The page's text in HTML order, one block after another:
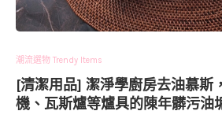
潮流選物 Trendy Items
[清潔用品] 潔淨學廚房去油慕斯
機、瓦斯爐等爐具的陳年髒污油